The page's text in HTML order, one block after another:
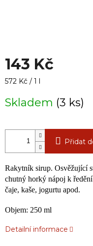
143 Kč
Měrná
572 Kč / 1 l
Skladem (3 ks)
Přidat
Rakytník sirup. Osvěžující
chutný horký nápoj k
čaje, kaše, jogurtu apod.
Objem: 250 ml
Detailní informace